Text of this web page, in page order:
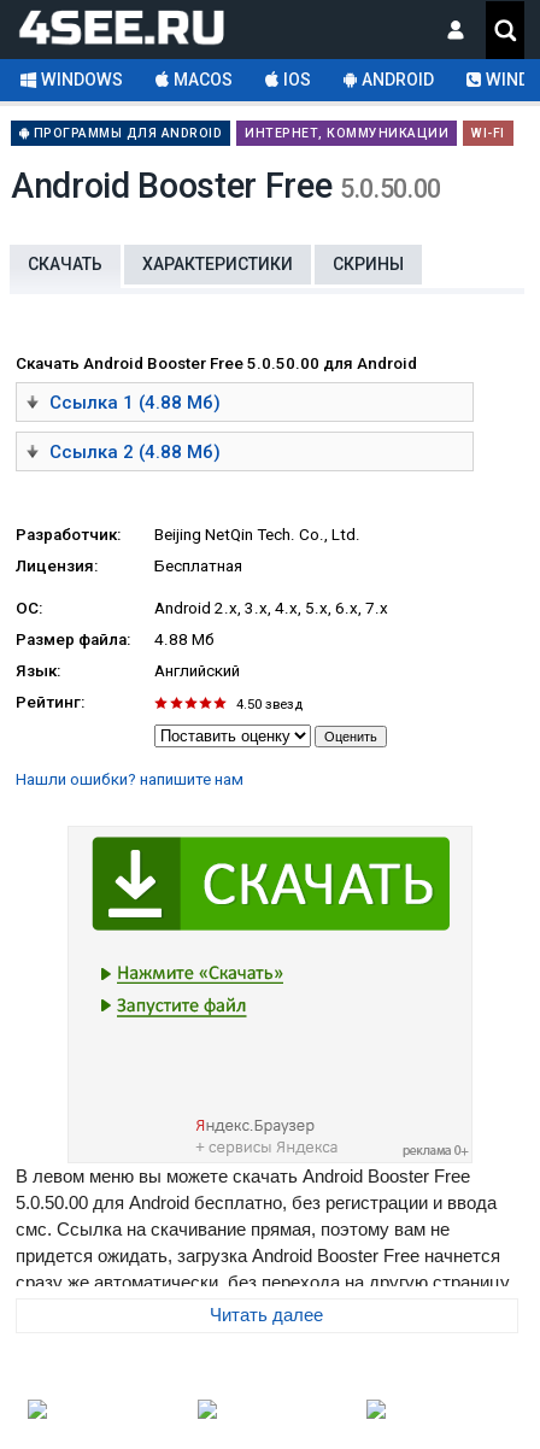
WINDOWS MACOS IOS ANDROID
ПРОГРАММЫ ДЛЯ ANDROID ИНТЕРНЕТ, КОММУНИКАЦИИ WI-FI
Android Booster Free 5.0.50.00
СКАЧАТЬ ХАРАКТЕРИСТИКИ СКРИНЫ
Скачать Android Booster Free 5.0.50.00 для Android
Ссылка 1 (4.88 Мб)
Ссылка 2 (4.88 Мб)
Разработчик:
Beijing NetQin Tech. Co., Ltd.
Лицензия:
Бесплатная
ОС:
Android 2.x, 3.x, 4.x, 5.x, 6.x, 7.x
Размер файла:
4.88 Мб
Язык:
Английский
Рейтинг:
4.50 звезд
Нашли ошибки? напишите нам
В левом меню вы можете скачать Android Booster Free
5.0.50.00 для Android бесплатно, без регистрации и ввода
смс. Ссылка на скачивание прямая, поэтому вам не
придется ожидать, загрузка Android Booster Free начнется
сразу же автоматически, без перехода на другую страницу.
Размер программы составляет 4.88 Мб
Продлите жизнь батареи телефона. Android Booster Free —
Читать далее